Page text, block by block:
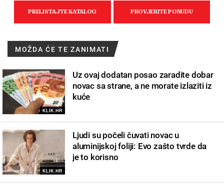
MOŽDA ĆE TE ZANIMATI
KLIK.HR
Uz ovaj dodatan posao zaradite dobar
novac sa strane, a ne morate izlaziti iz
kuće
KLIK.HR
Ljudi su počeli čuvati novac u
aluminijskoj foliji: Evo zašto tvrde da
je to korisno